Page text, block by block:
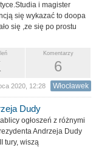
i magister
się wykazać to doopa
się ,ze się po prostu
Komentarzy
6
2020, 12:28 Włocławek
Dudy
ogłoszeń z różnymi
Andrzeja Dudy
tury, wiszą